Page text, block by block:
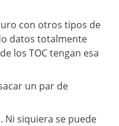
con otros tipos de
datos totalmente
los TOC tengan esa
un par de
Ni siquiera se puede